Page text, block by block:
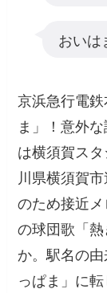
おい
京浜急行電
ま」！意外
は横須賀ス
川県横須賀
のため接近
の球団歌「
か。駅名の
っぱま」に